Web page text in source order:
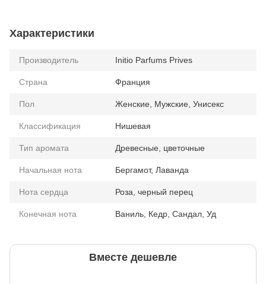
Характеристики
Производитель Initio Parfums Prives
Страна Франция
Пол Женские, Мужские, Унисекс
Классификация Нишевая
Тип аромата Древесные, цветочные
Начальная нота Бергамот, Лаванда
Нота сердца Роза, черный перец
Конечная нота Ваниль, Кедр, Сандал, Уд
Вместе дешевле